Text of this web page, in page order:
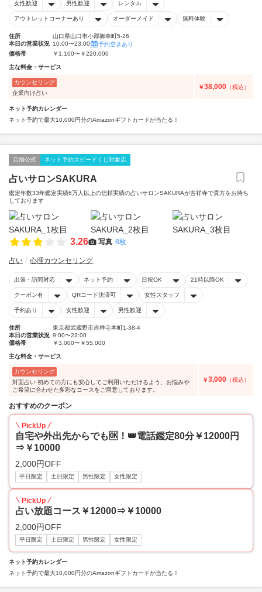
女性歓迎 男性歓迎 レンタル
アウトレットコーナーあり オーダーメイド 無料体験
住所
山口県山口市小郡御幸町5-26
本日の営業状況 10:00〜23:00
予約空きあり
価格帯
￥1,100〜￥220,000
主な料金・サービス
カウンセリング
企業向け占い
￥38,000 （税込）
ネット予約カレンダー
ネット予約で最大10,000円分のAmazonギフトカードが当たる！
店舗公式 ネット予約スピードくじ対象店
占いサロンSAKURA
鑑定年数33年鑑定実績6万人以上の信頼実績の占いサロンSAKURAが吉祥寺で貴方をお待ち
しております
3.26 写真 8枚
占い 心理カウンセリング
出張・訪問対応 ネット予約 日祝OK 21時以降OK
クーポン有 QRコード決済可 女性スタッフ
予約あり 女性歓迎 男性歓迎
住所
東京都武蔵野市吉祥寺本町1-38-4
本日の営業状況 9:00〜23:00
価格帯
￥3,000〜￥55,000
主な料金・サービス
カウンセリング
対面占い 初めての方にも安心してご利用いただけるよう、お悩みや
ご希望に合わせた多彩なコースをご用意しております。
￥3,000 （税込）
おすすめのクーポン
PickUp
自宅や外出先からでも🆗！👑電話鑑定80分￥12000円
⇒￥10000
2,000円OFF
平日限定 土日限定 男性限定 女性限定
PickUp
占い放題コース￥12000⇒￥10000
2,000円OFF
平日限定 土日限定 男性限定 女性限定
ネット予約カレンダー
ネット予約で最大10,000円分のAmazonギフトカードが当たる！